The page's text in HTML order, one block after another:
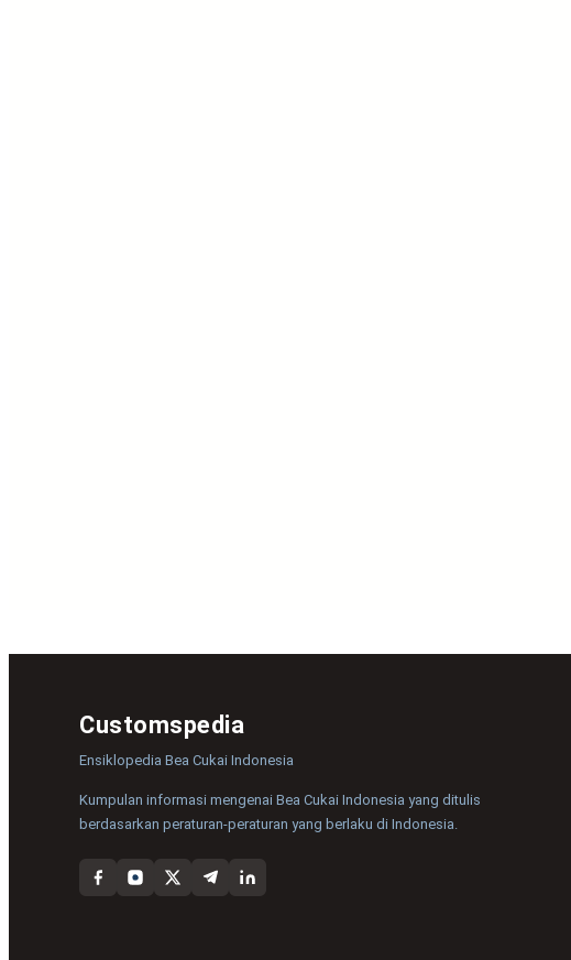
Customspedia
Ensiklopedia Bea Cukai Indonesia
Kumpulan informasi mengenai Bea Cukai Indonesia yang ditulis
berdasarkan peraturan-peraturan yang berlaku di Indonesia.